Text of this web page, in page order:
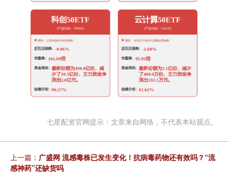
七星配资官网提示：文章来自网络，不代表本站观点。
上一篇： 广盛网 流感毒株已发生变化！抗病毒药物还有效吗？“流
感神药”还缺货吗